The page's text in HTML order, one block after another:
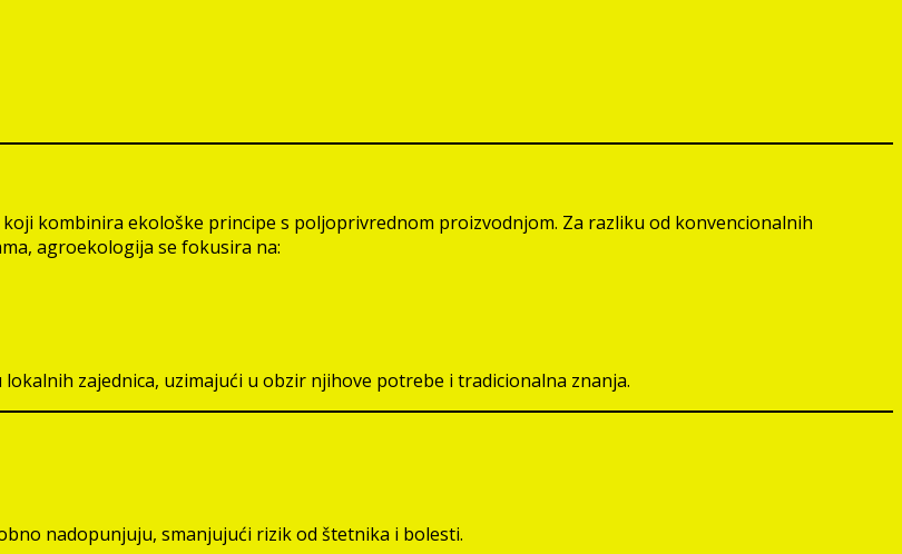
kombinira ekološke principe s poljoprivrednom proizvodnjom. Za razliku od konvencionalnih
agroekologija se fokusira na:
zajednica, uzimajući u obzir njihove potrebe i tradicionalna znanja.
nadopunjuju, smanjujući rizik od štetnika i bolesti.